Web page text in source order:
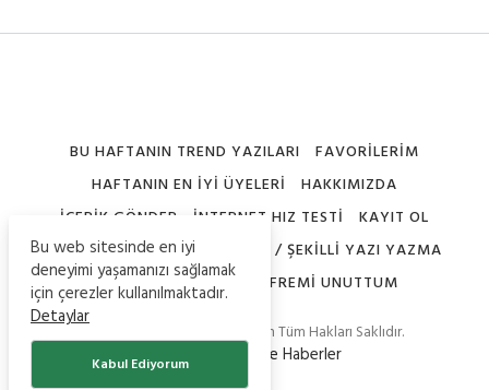
BU HAFTANIN TREND YAZILARI
FAVORILERIM
HAFTANIN EN İYI ÜYELERI
HAKKIMIZDA
İÇERIK GÖNDER
İNTERNET HIZ TESTI
KAYIT OL
NICK ŞEKILLERI – SEMBOLLERI / ŞEKILLI YAZI YAZMA
PROFILIMI DÜZENLE
ŞIFREMI UNUTTUM
© Copyright 2020, Teknoistan Tüm Hakları Saklıdır.
-Güncel Bilgiler ve Haberler
Bu web sitesinde en iyi
deneyimi yaşamanızı sağlamak
için çerezler kullanılmaktadır.
Detaylar
Kabul Ediyorum